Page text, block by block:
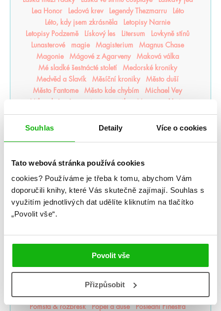
Souhlas Detaily Více o cookies
Tato webová stránka používá cookies
cookies? Používáme je třeba k tomu, abychom Vám
doporučili knihy, které Vás skutečně zajímají. Souhlas s
využitím jednotlivých dat udělíte kliknutím na tlačítko
„Povolit vše“.
Povolit vše
Přizpůsobit
Lea Honor
Ledová krev Legendy Thezmarru
Léto
Léto, kdy jsem zkrásněla
Letopisy Narnie
Letopisy Podzemě
Lískový les Litersum
Lovkyně stínů
Lunasterové
magie Magisterium
Magnus Chase
Magonie
Mágové z Agarveny
Maková válka
Mé sladké šestnácté století
Medorské kroniky
Medvěd a Slavík
Měsíční kroniky
Město duší
Město Fantome
Město kde chybím
Michael Vey
Moře inkoustu a zlata
Moře nálezů a ztrát
Mráz
Mrazení
Můj život s Walterovic kluky
něcosipřej
Nedej se
Nedotýkej se mě
Někdo jako ty
Neřádi Nespoutaný chaos
Never After
Nevítaní
Nezdolná Nikdynoc Nikdyuš
Noční partie
Nocte
Noví alchymisté Nozaki
Nyxia
Odkaz dračích jezdců
Panův tajemný odkaz
Pasažérka
Percy Jackson
Phobos Píseň zimy
Pod štítem magie
pomaláromantika
Pomněnka
Pomsta & rozbřesk
Popel a duše
Poslední Finestra